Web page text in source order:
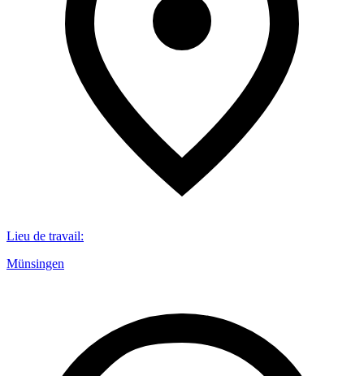
Lieu de travail:
Münsingen